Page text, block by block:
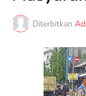
Diterbitkan